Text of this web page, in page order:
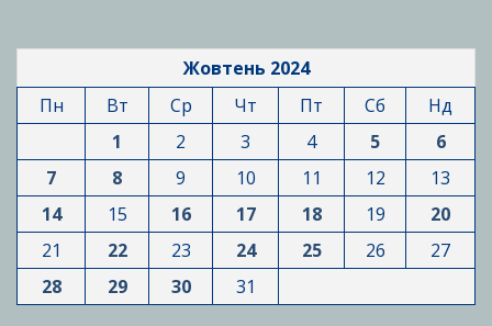
Жовтень 2024
Пн
Вт Ср Чт Пт Сб
Нд
1
2 3 4 5
6
7
8 9 10 11 12
13
14
15 16 17 18 19
20
21
22 23 24 25 26
27
28
29 30 31